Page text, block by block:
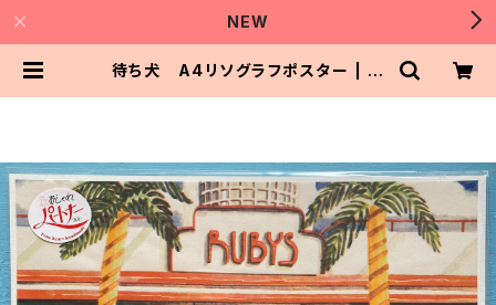
NEW
待ち犬 A4リソグラフポスター | お